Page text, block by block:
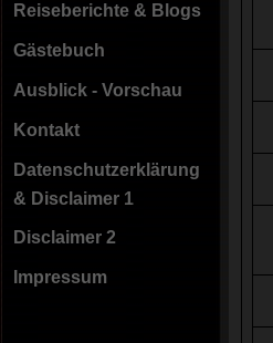
Reiseberichte & Blogs
Gästebuch
Ausblick - Vorschau
Kontakt
Datenschutzerklärung
& Disclaimer 1
Disclaimer 2
Impressum